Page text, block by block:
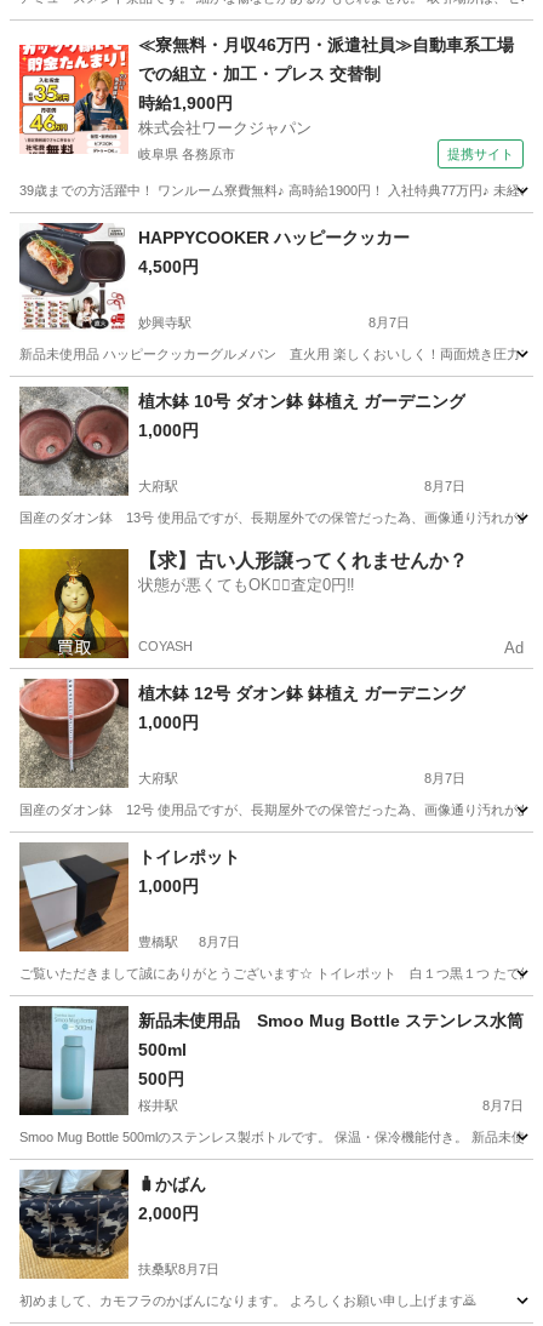
尾張一宮駅 芳香剤、消臭剤
≪寮無料・月収46万円・派遣社員≫自動車系工場
での組立・加工・プレス 交替制
時給1,900円
株式会社ワークジャパン
岐阜県 各務原市 提携サイト
39歳までの方活躍中！ ワンルーム寮費無料♪ 高時給1900円！ 入社特典77万円♪ 未経
岐阜 各務原市 HAPPYCOOKER ハッピークッカー
4,500円
妙興寺駅 8月7日
新品未使用品 ハッピークッカーグルメパン 直火用 楽しくおいしく！両面焼き圧力フ
愛知 一宮市 妙興寺駅 調理器具 フライパン
植木鉢 10号 ダオン鉢 鉢植え ガーデニング
1,000円
大府駅 8月7日
国産のダオン鉢 13号 使用品ですが、長期屋外での保管だった為、画像通り汚れがあ
大府駅 その他 10号
【求】古い人形譲ってくれませんか？
状態が悪くてもOK🙆‍♀️査定0円‼️
COYASH Ad
植木鉢 12号 ダオン鉢 鉢植え ガーデニング
1,000円
大府駅 8月7日
国産のダオン鉢 12号 使用品ですが、長期屋外での保管だった為、画像通り汚れがあ
愛知 大府市 大府駅 その他
トイレポット
1,000円
豊橋駅 8月7日
ご覧いただきまして誠にありがとうございます☆ トイレポット 白１つ黒１つ たて約
愛知 豊橋市 豊橋駅 家庭用品
新品未使用品 Smoo Mug Bottle ステンレス水筒
500ml
500円
桜井駅 8月7日
Smoo Mug Bottle 500mlのステンレス製ボトルです。 保温・保冷機能付き。 新品未使
愛知 安城市 桜井駅
🧳かばん
2,000円
扶桑駅8月7日
初めまして、カモフラのかばんになります。 よろしくお願い申し上げます🙇